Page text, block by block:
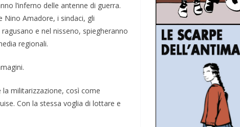
l’inferno delle anten­ne di guer­ra.
Nino Ama­dore, i sindaci, gli
e nel nisseno, spiegheranno
re­gionali.
militarizzazione, così come
Con la stessa voglia di lottare e